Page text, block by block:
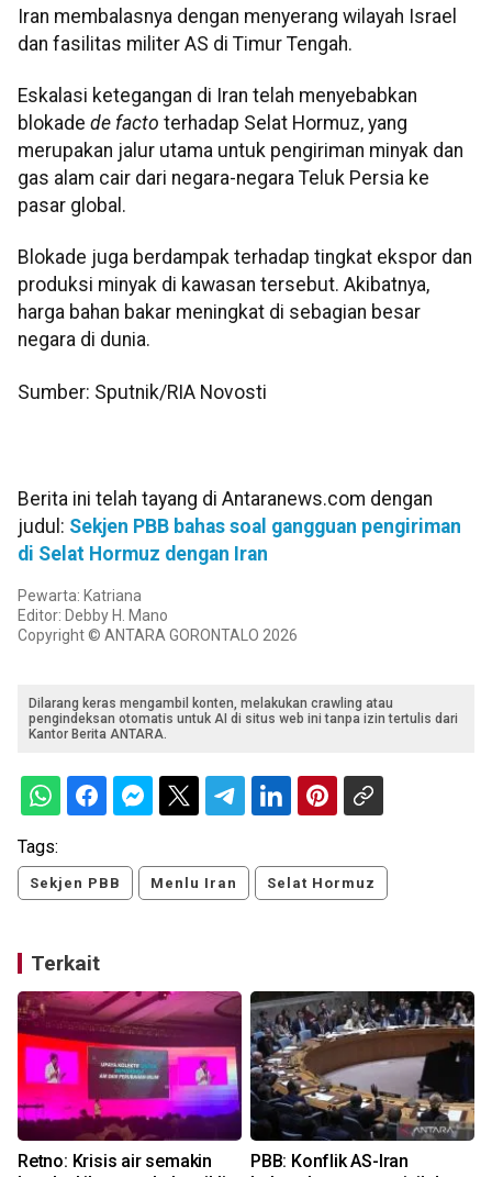
Iran membalasnya dengan menyerang wilayah Israel
dan fasilitas militer AS di Timur Tengah.
Eskalasi ketegangan di Iran telah menyebabkan
blokade de facto terhadap Selat Hormuz, yang
merupakan jalur utama untuk pengiriman minyak dan
gas alam cair dari negara-negara Teluk Persia ke
pasar global.
Blokade juga berdampak terhadap tingkat ekspor dan
produksi minyak di kawasan tersebut. Akibatnya,
harga bahan bakar meningkat di sebagian besar
negara di dunia.
Sumber: Sputnik/RIA Novosti
Berita ini telah tayang di Antaranews.com dengan
judul: Sekjen PBB bahas soal gangguan pengiriman
di Selat Hormuz dengan Iran
Pewarta: Katriana
Editor: Debby H. Mano
Copyright © ANTARA GORONTALO 2026
Dilarang keras mengambil konten, melakukan crawling atau
pengindeksan otomatis untuk AI di situs web ini tanpa izin tertulis dari
Kantor Berita ANTARA.
Tags:
Sekjen PBB Menlu Iran Selat Hormuz
Terkait
Retno: Krisis air semakin
PBB: Konflik AS-Iran